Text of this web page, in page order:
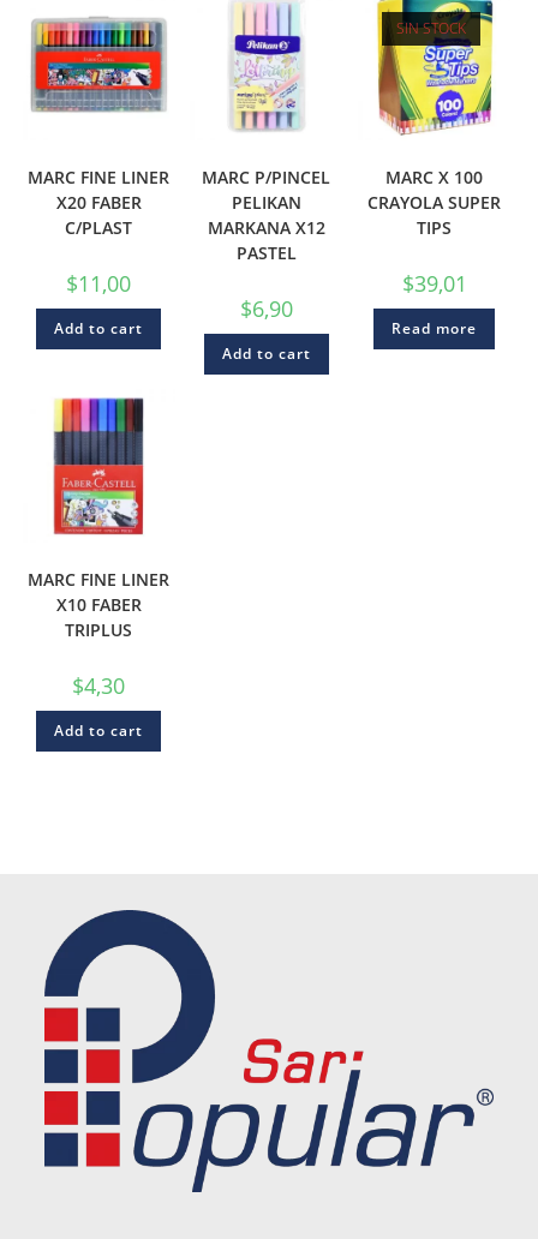
MARC FINE LINER
X20 FABER
C/PLAST
$11,00
Add to cart
MARC P/PINCEL
PELIKAN
MARKANA X12
PASTEL
$6,90
Add to cart
SIN STOCK
MARC X 100
CRAYOLA SUPER
TIPS
$39,01
Read more
MARC FINE LINER
X10 FABER
TRIPLUS
$4,30
Add to cart